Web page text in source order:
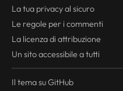
La tua privacyal sicuro
Le regole per i commenti
La licenza di attribuzione
Un sito accessibile a tutti
Il tema su GitHub